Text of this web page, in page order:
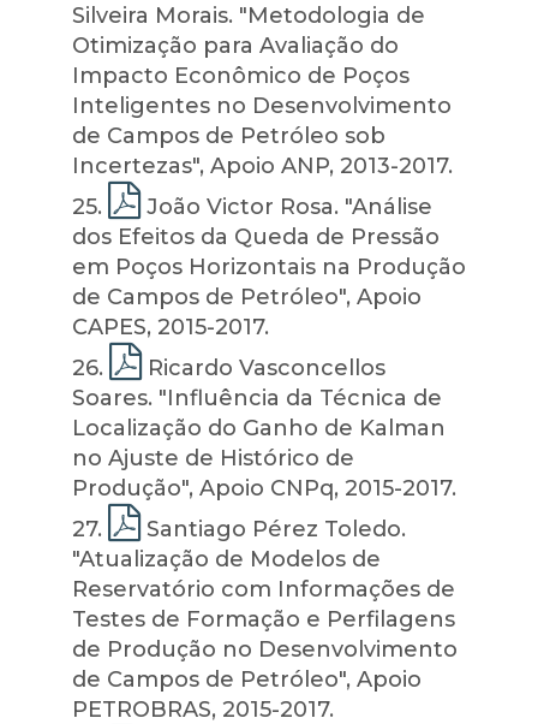
Silveira Morais. "Metodologia de
Otimização para Avaliação do
Impacto Econômico de Poços
Inteligentes no Desenvolvimento
de Campos de Petróleo sob
Incertezas", Apoio ANP, 2013-2017.
25.
João Victor Rosa. "Análise
dos Efeitos da Queda de Pressão
em Poços Horizontais na Produção
de Campos de Petróleo", Apoio
CAPES, 2015-2017.
26.
Ricardo Vasconcellos
Soares. "Influência da Técnica de
Localização do Ganho de Kalman
no Ajuste de Histórico de
Produção", Apoio CNPq, 2015-2017.
27.
Santiago Pérez Toledo.
"Atualização de Modelos de
Reservatório com Informações de
Testes de Formação e Perfilagens
de Produção no Desenvolvimento
de Campos de Petróleo", Apoio
PETROBRAS, 2015-2017.